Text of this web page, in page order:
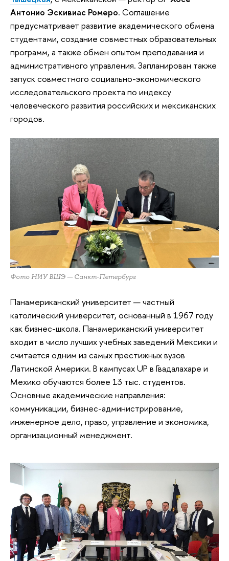
Антонио Эскивиас Ромеро. Соглашение
предусматривает развитие академического обмена
студентами, создание совместных образовательных
программ, а также обмен опытом преподавания и
административного управления. Запланирован также
запуск совместного социально-экономического
исследовательского проекта по индексу
человеческого развития российских и мексиканских
городов.
Фото НИУ ВШЭ — Санкт-Петербург
Панамериканский университет — частный
католический университет, основанный в 1967 году
как бизнес-школа. Панамериканский университет
входит в число лучших учебных заведений Мексики и
считается одним из самых престижных вузов
Латинской Америки. В кампусах UP в Гвадалахаре и
Мехико обучаются более 13 тыс. студентов.
Основные академические направления:
коммуникации, бизнес-администрирование,
инженерное дело, право, управление и экономика,
организационный менеджмент.